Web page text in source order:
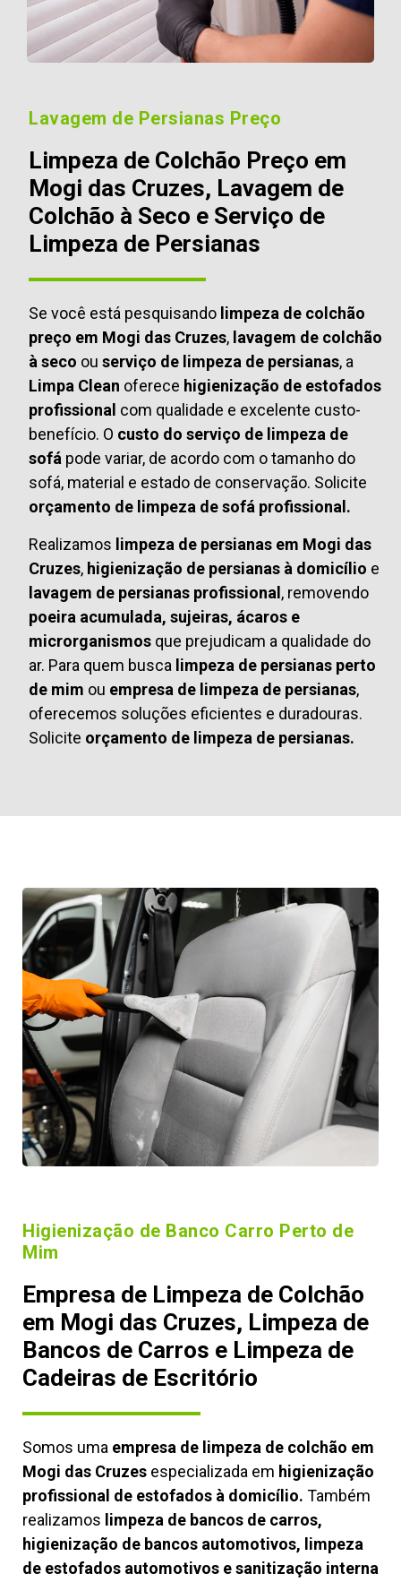
Lavagem de Persianas Preço
Limpeza de Colchão Preço em
Mogi das Cruzes, Lavagem de
Colchão à Seco e Serviço de
Limpeza de Persianas
Se você está pesquisando limpeza de colchão
preço em Mogi das Cruzes, lavagem de colchão
à seco ou serviço de limpeza de persianas, a
Limpa Clean oferece higienização de estofados
profissional com qualidade e excelente custo-
benefício. O custo do serviço de limpeza de
sofá pode variar, de acordo com o tamanho do
sofá, material e estado de conservação. Solicite
orçamento de limpeza de sofá profissional.
Realizamos limpeza de persianas em Mogi das
Cruzes, higienização de persianas à domicílio e
lavagem de persianas profissional, removendo
poeira acumulada, sujeiras, ácaros e
microrganismos que prejudicam a qualidade do
ar. Para quem busca limpeza de persianas perto
de mim ou empresa de limpeza de persianas,
oferecemos soluções eficientes e duradouras.
Solicite orçamento de limpeza de persianas.
Higienização de Banco Carro Perto de
Mim
Empresa de Limpeza de Colchão
em Mogi das Cruzes, Limpeza de
Bancos de Carros e Limpeza de
Cadeiras de Escritório
Somos uma empresa de limpeza de colchão em
Mogi das Cruzes especializada em higienização
profissional de estofados à domicílio. Também
realizamos limpeza de bancos de carros,
higienização de bancos automotivos, limpeza
de estofados automotivos e sanitização interna